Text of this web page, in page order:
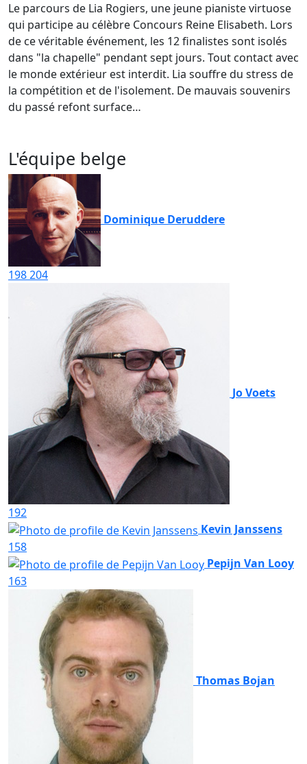
Le parcours de Lia Rogiers, une jeune pianiste virtuose
qui participe au célèbre Concours Reine Elisabeth. Lors
de ce véritable événement, les 12 finalistes sont isolés
dans "la chapelle" pendant sept jours. Tout contact avec
le monde extérieur est interdit. Lia souffre du stress de
la compétition et de l'isolement. De mauvais souvenirs
du passé refont surface…
L'équipe belge
Dominique Deruddere
198204
Jo Voets
192
Kevin Janssens
158
Pepijn Van Looy
163
Thomas Bojan